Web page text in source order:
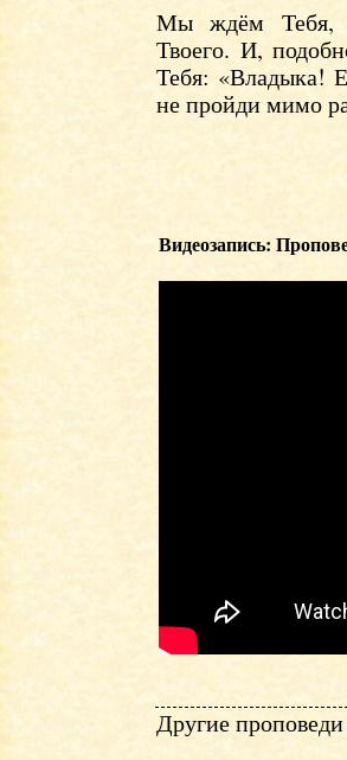
Мы ждём Тебя,
Твоего. И,
Тебя: «Владыка!
не пройди мимо
Видеозапись:
Другие